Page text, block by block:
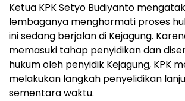
Ketua KPK Setyo Budiyanto
lembaganya menghormati proses
ini sedang berjalan di Kejagung.
memasuki tahap penyidikan dan
hukum oleh penyidik Kejagung, KPK
melakukan langkah penyelidikan
sementara waktu.